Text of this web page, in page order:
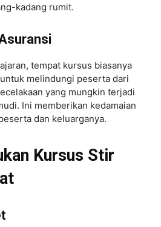
kadang rumit.
tempat kursus biasanya
melindungi peserta dari
yang mungkin terjadi
Ini memberikan kedamaian
dan keluarganya.
Kursus Stir